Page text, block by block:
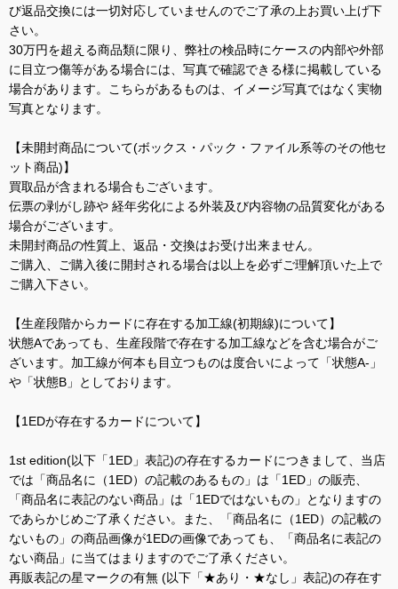
び返品交換には一切対応していませんのでご了承の上お買い上げ下
さい。
30万円を超える商品類に限り、弊社の検品時にケースの内部や外部
に目立つ傷等がある場合には、写真で確認できる様に掲載している
場合があります。こちらがあるものは、イメージ写真ではなく実物
写真となります。
【未開封商品について(ボックス・パック・ファイル系等のその他セ
ット商品)】
買取品が含まれる場合もございます。
伝票の剥がし跡や 経年劣化による外装及び内容物の品質変化がある
場合がございます。
未開封商品の性質上、返品・交換はお受け出来ません。
ご購入、ご購入後に開封される場合は以上を必ずご理解頂いた上で
ご購入下さい。
【生産段階からカードに存在する加工線(初期線)について】
状態Aであっても、生産段階で存在する加工線などを含む場合がご
ざいます。加工線が何本も目立つものは度合いによって「状態A-」
や「状態B」としております。
【1EDが存在するカードについて】
1st edition(以下「1ED」表記)の存在するカードにつきまして、当店
では「商品名に（1ED）の記載のあるもの」は「1ED」の販売、
「商品名に表記のない商品」は「1EDではないもの」となりますの
であらかじめご了承ください。また、「商品名に（1ED）の記載の
ないもの」の商品画像が1EDの画像であっても、「商品名に表記の
ない商品」に当てはまりますのでご了承ください。
再販表記の星マークの有無 (以下「★あり・★なし」表記)の存在す